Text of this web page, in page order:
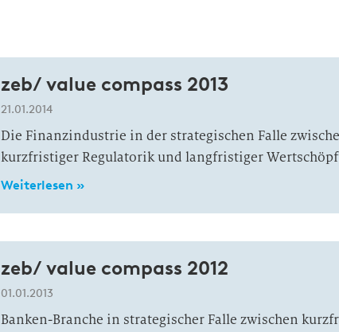
zeb/ value compass 2013
21.01.2014
Die Finanzindustrie in der strategischen Falle
kurzfristiger Regulatorik und langfristiger
Weiterlesen »
zeb/ value compass 2012
01.01.2013
Banken-Branche in strategischer Falle zwischen